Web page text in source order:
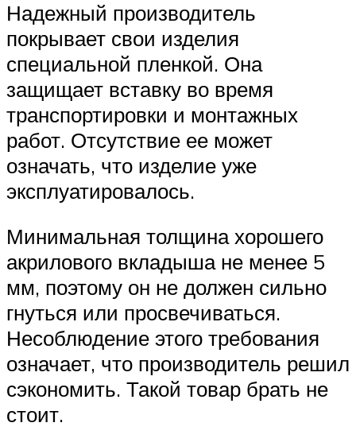
Надежный производитель
покрывает свои изделия
специальной пленкой. Она
защищает вставку во время
транспортировки и монтажных
работ. Отсутствие ее может
означать, что изделие уже
эксплуатировалось.
Минимальная толщина хорошего
акрилового вкладыша не менее 5
мм, поэтому он не должен сильно
гнуться или просвечиваться.
Несоблюдение этого требования
означает, что производитель решил
сэкономить. Такой товар брать не
стоит.